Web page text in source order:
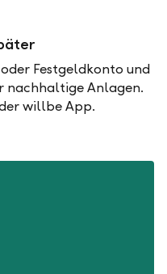
Festgeldkonto und
nachhaltige Anlagen.
willbe App.